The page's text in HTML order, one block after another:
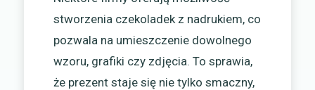
stworzenia czekoladek z nadrukiem, co
pozwala na umieszczenie dowolnego
wzoru, grafiki czy zdjęcia. To sprawia,
że prezent staje się nie tylko smaczny,